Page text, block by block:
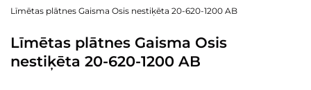
Par mums
Blogs
Kontaktinformācija
Līmētas plātnes Gaisma Osis nestiķēta 20-620-1200 AB
Līmētas plātnes Gaisma Osis
nestiķēta 20-620-1200 AB